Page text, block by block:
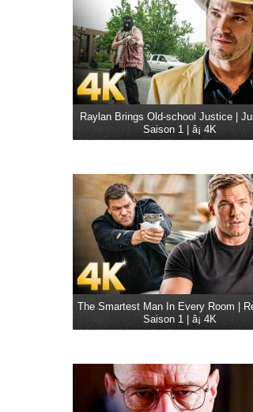
Raylan Brings Old-school Justice |
Saison 1 | â¡ 4K
The Smartest Man In Every Room |
Saison 1 | â¡ 4K